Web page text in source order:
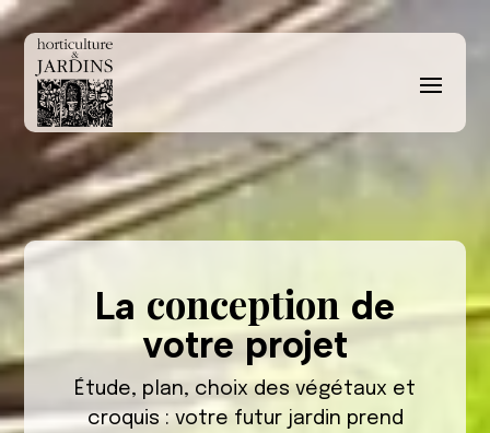
La conception de
votre projet
Étude, plan, choix des végétaux et
croquis : votre futur jardin prend